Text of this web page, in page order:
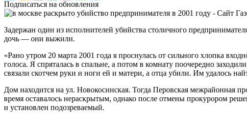
Подписаться на обновления
Задержан один из исполнителей убийства столичного
дочь — они выжили.
«Рано утром 20 марта 2001 года я проснулась от сильного хлопка
голоса. Я спряталась в спальне, а потом в комнату поочередно
связали скотчем руки и ноги ей и матери, а отца убили. Им удалось
Дом находится на ул. Новокосинская. Тогда Перовская межрайонная
время оставалось нераскрытым, однако после отмены прокурором
и установлен подозреваемый.